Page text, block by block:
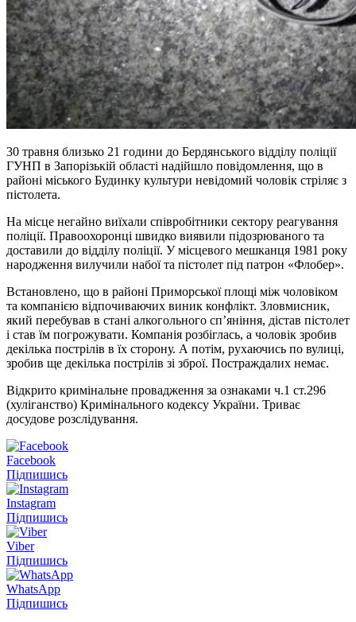
30 травня близько 21 години до Бердянського відділу поліції
ГУНП в Запорізькій області надійшло повідомлення, що в
районі міського Будинку культури невідомий чоловік стріляє з
пістолета.
На місце негайно виїхали співробітники сектору реагування
поліції. Правоохоронці швидко виявили підозрюваного та
доставили до відділу поліції. У місцевого мешканця 1981 року
народження вилучили набої та пістолет під патрон «Флобер».
Встановлено, що в районі Приморської площі між чоловіком
та компанією відпочиваючих виник конфлікт. Зловмисник,
який перебував в стані алкогольного сп’яніння, дістав пістолет
і став їм погрожувати. Компанія розбіглась, а чоловік зробив
декілька пострілів в їх сторону. А потім, рухаючись по вулиці,
зробив ще декілька пострілів зі зброї. Постраждалих немає.
Відкрито кримінальне провадження за ознаками ч.1 ст.296
(хуліганство) Кримінального кодексу України. Триває
досудове розслідування.
Facebook
Підпишись
Instagram
Підпишись
Viber
Підпишись
WhatsApp
Підпишись